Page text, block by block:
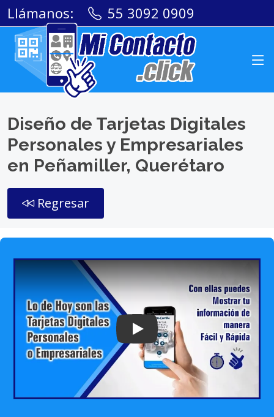
Llámanos: 55 3092 0909
Diseño de Tarjetas Digitales
Personales y Empresariales
en Peñamiller, Querétaro
Regresar
Play: Keynote (Google I/O '18)